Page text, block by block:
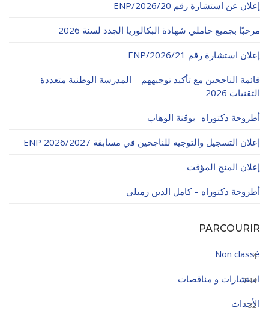
الأقــســــام الـتـحــضـيـريـــة
البرنامج الدراسي
عروض التكوين
التربصات
الشهادات
إعلان عن استشارة رقم 20/ENP/2026
مرحبًا بجميع حاملي شهادة البكالوريا الجدد لسنة 2026
إعلان استشارة رقم 21/ENP/2026
قائمة الناجحين مع تأكيد توجيههم – المدرسة الوطنية متعددة
التقنيات 2026
أطروحة دكتوراه- بوڨنة الوهاب-
إعلان التسجيل والتوجيه للناجحين في مسابقة ENP 2026/2027
إعلان المنح المؤقت
أطروحة دكتوراه – كامل الدين رميلي
PARCOURIR
Non classé
4
استشارات و مناقصات
244
الأحداث
132